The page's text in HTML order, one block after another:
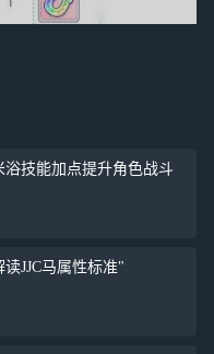
技能加点提升角色战斗
JJC马属性标准"